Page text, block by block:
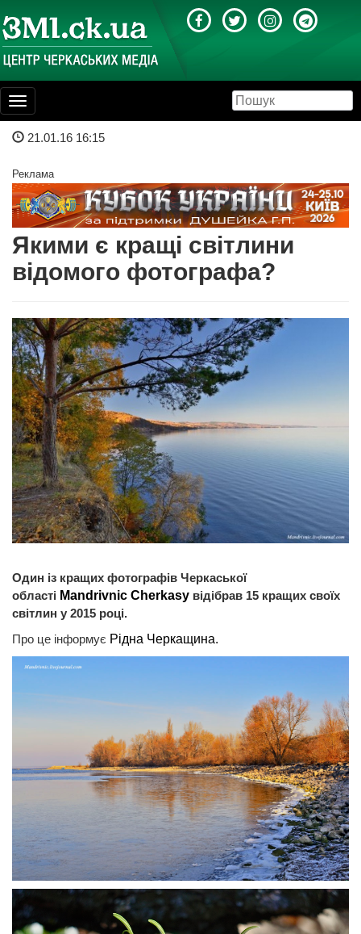
Toggle
navigation
21.01.16 16:15
Реклама
Якими є кращі світлини
відомого фотографа?
Один із кращих фотографів Черкаської
області Mandrivnic Cherkasy відібрав 15 кращих своїх
світлин у 2015 році.
Про це інформує Рідна Черкащина.